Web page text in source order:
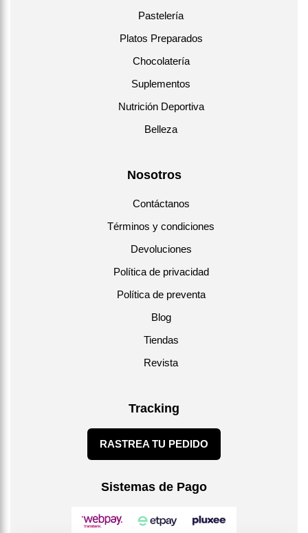
Pastelería
Platos Preparados
Chocolatería
Suplementos
Nutrición Deportiva
Belleza
Nosotros
Contáctanos
Términos y condiciones
Devoluciones
Política de privacidad
Política de preventa
Blog
Tiendas
Revista
Tracking
RASTREA TU PEDIDO
Sistemas de Pago